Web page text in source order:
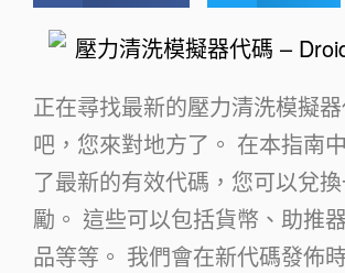
正在尋找最新的壓力清洗模擬
吧，您來對地方了。 在本指南
了最新的有效代碼，您可以兌
勵。 這些可以包括貨幣、助推器
品等等。 我們會在新代碼發佈